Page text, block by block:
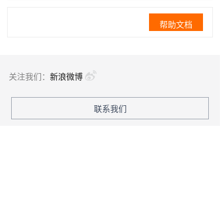
帮助文档